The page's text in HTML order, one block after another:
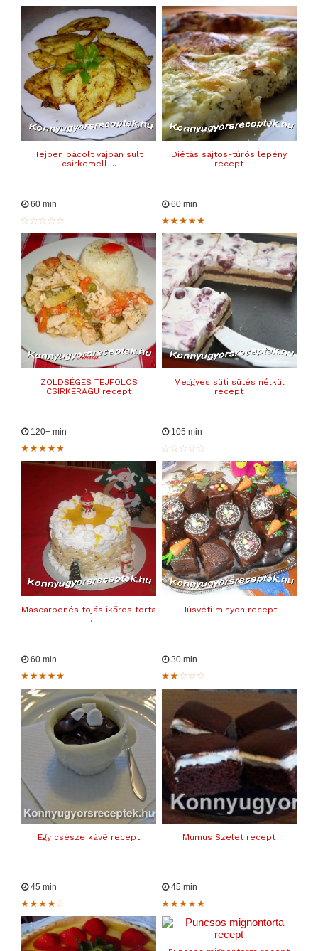
Tejben pácolt vajban sült
csirkemell ...
Diétás sajtos-túrós lepény
recept
60 min
ZÖLDSÉGES TEJFÖLÖS
CSIRKERAGU recept
60 min
Meggyes süti sütés nélkül
recept
120+ min
Mascarponés tojáslikőrös torta
...
105 min
Húsvéti minyon recept
60 min
Egy csésze kávé recept
30 min
Mumus Szelet recept
45 min 45 min